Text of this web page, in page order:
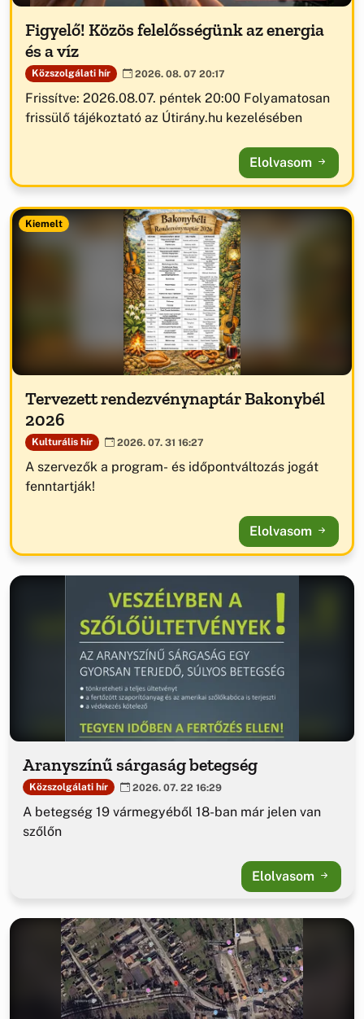
Figyelő! Közös felelősségünk az energia
és a víz
Közszolgálati hír 2026. 08. 07 20:17
Frissítve: 2026.08.07. péntek 20:00 Folyamatosan
frissülő tájékoztató az Útirány.hu kezelésében
Elolvasom
Kiemelt
Tervezett rendezvénynaptár Bakonybél
2026
Kulturális hír 2026. 07. 31 16:27
A szervezők a program- és időpontváltozás jogát
fenntartják!
Elolvasom
Aranyszínű sárgaság betegség
Közszolgálati hír 2026. 07. 22 16:29
A betegség 19 vármegyéből 18-ban már jelen van
szőlőn
Elolvasom